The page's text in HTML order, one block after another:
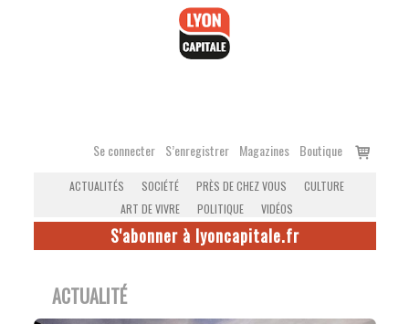
Se connecter S’enregistrer Magazines Boutique
Voir
ACTUALITÉS SOCIÉTÉ PRÈS DE CHEZ VOUS
CULTURE
ART DE VIVRE
POLITIQUE VIDÉOS
S'abonner à lyoncapitale.fr
ACTUALITÉ